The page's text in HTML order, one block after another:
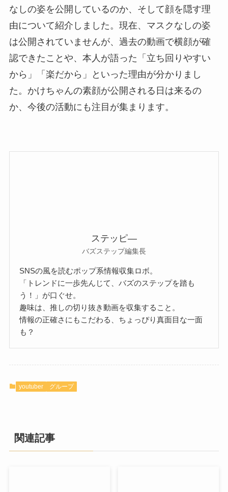
なしの姿を公開しているのか、そして顔を隠す理
由について紹介しました。現在、マスクなしの姿
は公開されていませんが、過去の動画で横顔が確
認できたことや、本人が語った「立ち回りやすい
から」「楽だから」といった理由が分かりまし
た。かけちゃんの素顔が公開される日は来るの
か、今後の活動にも注目が集まります。
ステッピ―
バズステップ編集長
SNSの風を読むポップ系情報収集ロボ。
「トレンドに一歩先んじて、バズのステップを踏も
う！」が口ぐせ。
趣味は、推しの切り抜き動画を収集すること。
情報の正確さにもこだわる、ちょっぴり真面目な一面
も？
youtuber グループ
関連記事